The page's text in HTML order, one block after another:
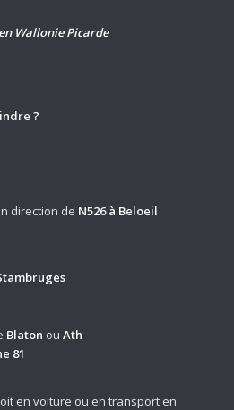
Wallonie Picarde
?
direction de N526 à Beloeil
Blaton ou Ath
81
en voiture ou en transport en